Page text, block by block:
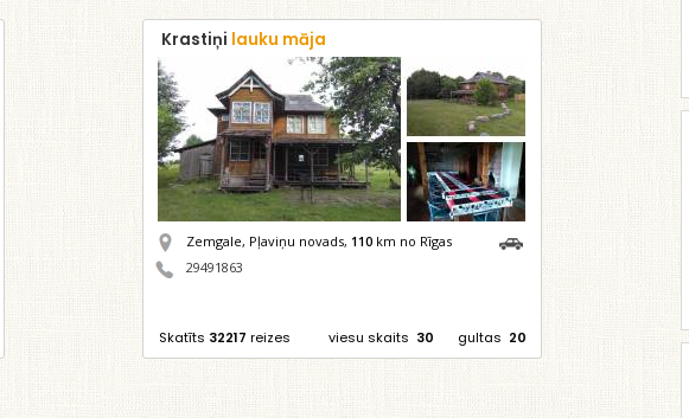
Krastiņi lauku māja
Zemgale, Pļaviņu novads,110 km no Rīgas
29491863
Skatīts 32217 reizes gultas 20
viesu skaits 30